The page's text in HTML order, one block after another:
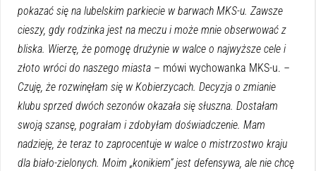
pokazać się na lubelskim parkiecie w barwach MKS-u. Zawsze
cieszy, gdy rodzinka jest na meczu i może mnie obserwować z
bliska. Wierzę, że pomogę drużynie w walce o najwyższe cele i
złoto wróci do naszego miasta – mówi wychowanka MKS-u. –
Czuję, że rozwinęłam się w Kobierzycach. Decyzja o zmianie
klubu sprzed dwóch sezonów okazała się słuszna. Dostałam
swoją szansę, pograłam i zdobyłam doświadczenie. Mam
nadzieję, że teraz to zaprocentuje w walce o mistrzostwo kraju
dla biało-zielonych. Moim „konikiem” jest defensywa, ale nie chcę